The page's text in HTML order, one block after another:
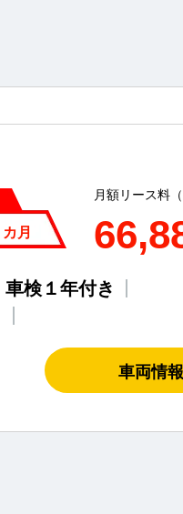
カ月
月額リース料（
車検１年付き
車両情